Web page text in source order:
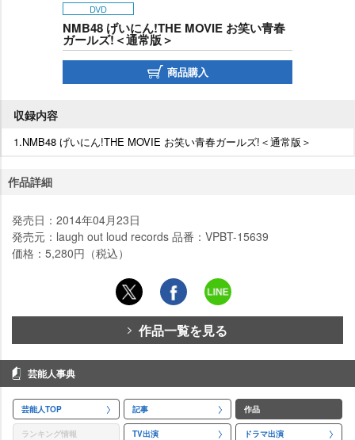
DVD
NMB48 げいにん!THE MOVIE お笑い青春
ガールズ!＜通常版＞
商品購入
収録内容
1.NMB48 げいにん!THE MOVIE お笑い青春ガールズ!＜通常版＞
作品詳細
発売日：2014年04月23日
発売元：laugh out loud records 品番：VPBT-15639
価格：5,280円（税込）
作品一覧を見る
芸能人事典
芸能人TOP 記事 作品
ランキング情報 TV出演 ドラマ出演